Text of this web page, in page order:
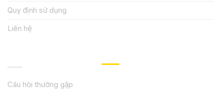
Quy định sử dụng
Liên hệ
Câu hỏi thường gặp